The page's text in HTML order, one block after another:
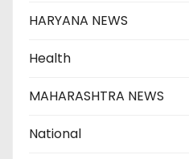
HARYANA NEWS
Health
MAHARASHTRA NEWS
National